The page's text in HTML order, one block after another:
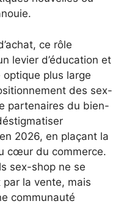
ce rôle
levier d’éducation et
plus large
des sex-
partenaires du bien-
2026, en plaçant la
cœur du commerce.
sex-shop ne se
la vente, mais
communauté